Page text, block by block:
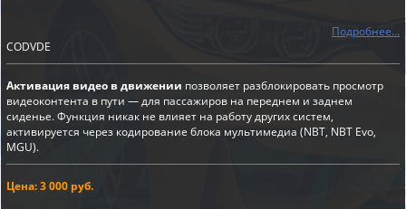
Подробнее...
CODVDE
Активация видео в движении позволяет разблокировать просмотр
видеоконтента в пути — для пассажиров на переднем и заднем
сиденье. Функция никак не влияет на работу других систем,
активируется через кодирование блока мультимедиа (NBT, NBT Evo,
MGU).
Цена: 3 000 руб.